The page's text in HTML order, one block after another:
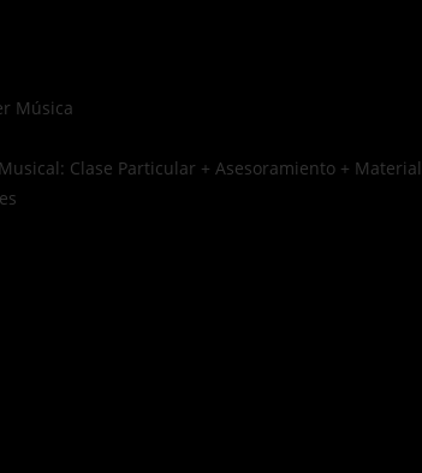
Música
Clase Particular + Asesoramiento +